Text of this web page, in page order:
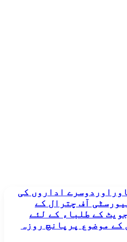
اداروں کی
آف چترال کے
کے طلباء کے لئے
موضوع پرپانچ روزہ